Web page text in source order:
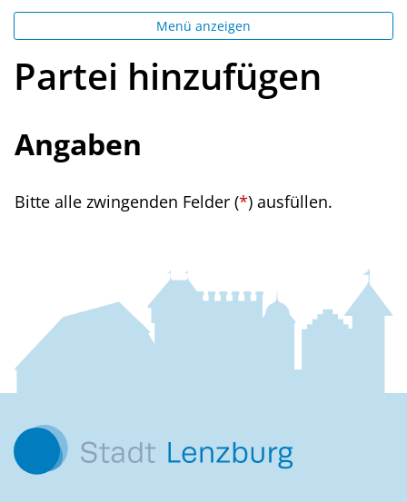
Menü anzeigen
Partei hinzufügen
Angaben
Bitte alle zwingenden Felder (*) ausfüllen.